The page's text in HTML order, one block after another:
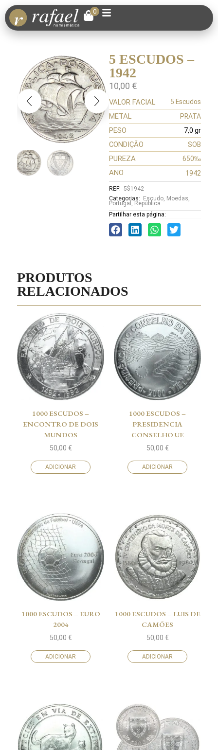
0
5 ESCUDOS –
1942
10,00 €
VALOR FACIAL 5 Escudos
METAL PRATA
PESO 7,0 gr
CONDIÇÃO SOB
PUREZA 650‰
ANO 1942
REF: 5$1942
Categorias:
Escudo, Moedas,
Portugal , República
Partilhar esta página:
PRODUTOS
RELACIONADOS
1000 ESCUDOS –
ENCONTRO DE DOIS
MUNDOS
50,00 €
ADICIONAR
1000 ESCUDOS –
PRESIDENCIA
CONSELHO UE
50,00 €
ADICIONAR
1000 ESCUDOS – EURO
2004
50,00 €
ADICIONAR
1000 ESCUDOS – LUIS DE
CAMÕES
50,00 €
ADICIONAR